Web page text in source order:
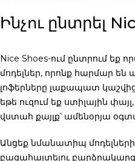
Ինչու ընտրել
Nice Shoes-ում ընտրում եք
մոդելներ, որոնք հարմար են
լոֆերները լաքապատ
եթե ուզում եք ստիլային
վստահ քայլք՝ ամենօրյա
Անցեք նմանատիպ
բացահայտելու